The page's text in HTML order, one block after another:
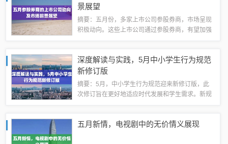
景展望
摘要：五月份，多家上市公司参股券商，市场呈现
积极动向。这些上市公司通过参股券商，有望加强
商的上市公司将获得更多的机遇和挑战。市场...
深度解读与实践，5月中小学生行为规范
新修订版
摘要：5月，中小学生行为规范迎来新修订版，此
次修订旨在更好地适应时代发展和学生需求。新规
的实践指导，有助于学校和家长更好地引导中...
五月新情，电视剧中的无价情义展现